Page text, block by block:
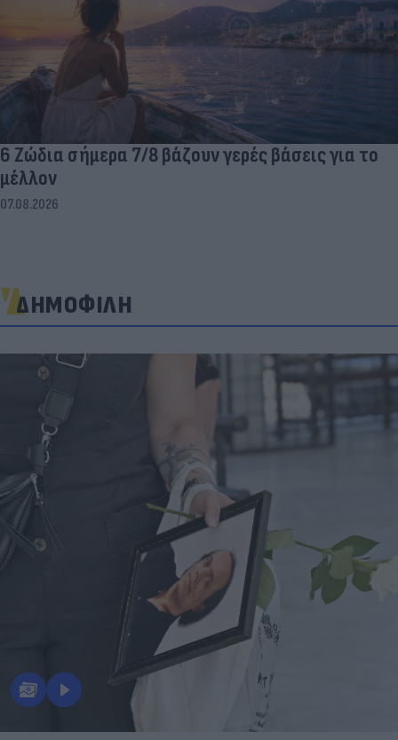
6 Ζώδια σήμερα 7/8 βάζουν γερές βάσεις για το
μέλλον
07.08.2026
ΔΗΜΟΦΙΛΗ